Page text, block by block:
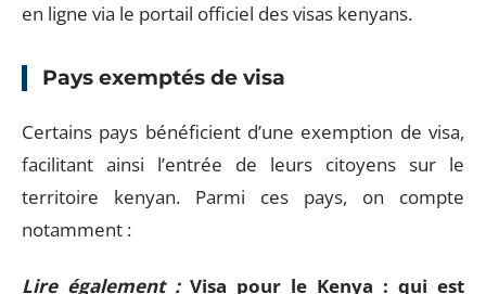
en ligne via le portail officiel des visas kenyans.
Pays exemptés de visa
Certains pays bénéficient d’une exemption de visa,
facilitant ainsi l’entrée de leurs citoyens sur le
territoire kenyan. Parmi ces pays, on compte
notamment :
Lire également : Visa pour le Kenya : qui est